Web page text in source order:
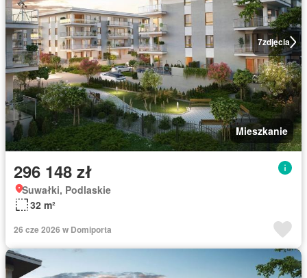
7zdjęcia
Mieszkanie
296 148 zł
Suwałki, Podlaskie
32 m²
26 cze 2026 w Domiporta